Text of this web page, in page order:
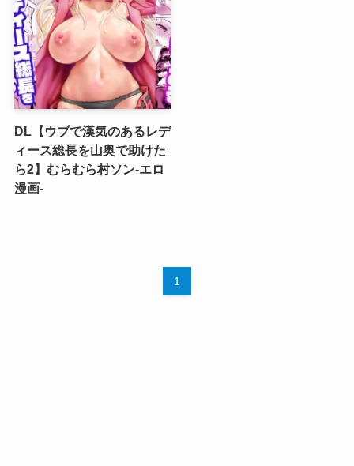
DL【ウブで漢気のあるレデ
ィース総長を山奥で助けた
ら2】むらむら村ソン-エロ
漫画-
1